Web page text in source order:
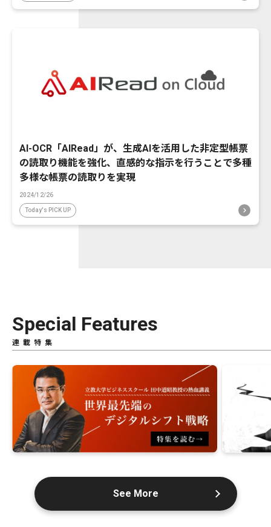
AI-OCR「AIRead」が、生成AIを活用した非定型帳票
の読取り機能を強化、直感的な指示を行うことで多種
多様な帳票の読取りを実現
2024/12/26
Today's PICK UP
Special Features
連載特集
See More